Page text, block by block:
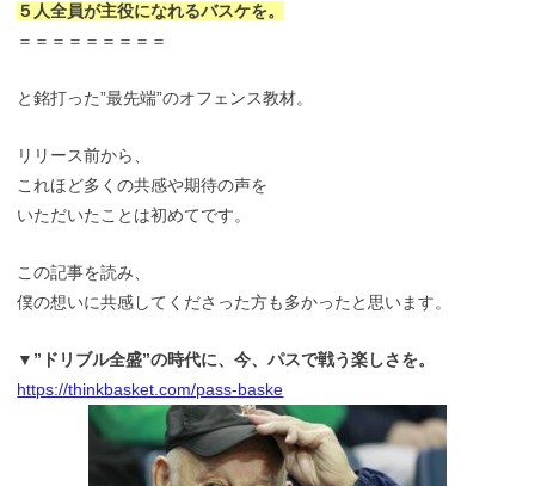
５人全員が主役になれるバスケを。
＝＝＝＝＝＝＝＝＝
と銘打った”最先端”のオフェンス教材。
リリース前から、
これほど多くの共感や期待の声を
いただいたことは初めてです。
この記事を読み、
僕の想いに共感してくださった方も多かったと思います。
▼”ドリブル全盛”の時代に、今、パスで戦う楽しさを。
https://thinkbasket.com/pass-baske